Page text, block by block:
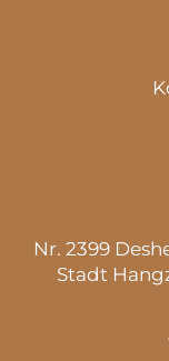
Nr. 2399
Stadt